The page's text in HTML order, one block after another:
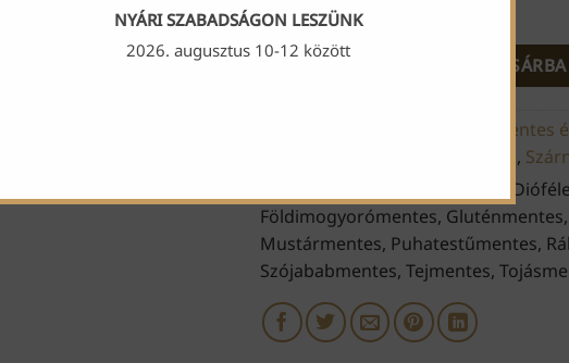
1 személyes kacsatál mennyiség
Gluténmentes
,
Allergének: Csillagfürtmentes,
Földimogyorómentes,
Mustármentes, Puhatestűmentes,
Szójababmentes, Tejmentes,
NYÁRI SZABADSÁGON LESZÜNK
2026. augusztus 10-12 között